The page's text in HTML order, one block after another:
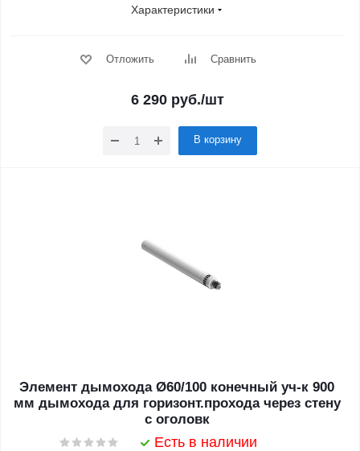
Характеристики
Отложить Сравнить
6 290руб./шт
В корзину
Элемент дымохода Ø60/100 конечный уч-к 900
мм дымохода для горизонт.прохода через стену
с оголовк
Есть в наличии